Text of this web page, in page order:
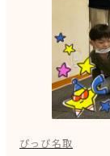
ぴっぴ名取